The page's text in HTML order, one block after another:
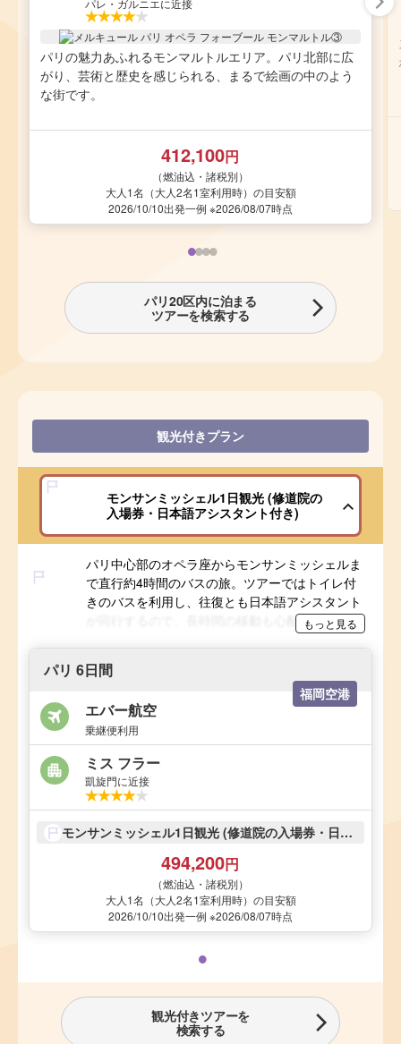
パレ・ガルニエに近接
パリの魅力あふれるモンマルトルエリア。パリ北部に広
がり、芸術と歴史を感じられる、まるで絵画の中のよう
な街です。
412,100円
（燃油込・諸税別）
大人1名（大人2名1室利用時）の目安額
2026/10/10出発一例 ※2026/08/07時点
パリ20区内に泊まる
ツアーを検索する
観光付きプラン
モンサンミッシェル1日観光 (修道院の
入場券・日本語アシスタント付き)
パリ中心部のオペラ座からモンサンミッシェルま
で直行約4時間のバスの旅。ツアーではトイレ付
きのバスを利用し、往復とも日本語アシスタント
が同行するので、長時間の移動も心配せずにお過
ごしいただけます。さらに名物料理のオムレツ
もっと見る
パリ 6日間
福岡空港
エバー航空
乗継便利用
ミス フラー
凱旋門に近接
モンサンミッシェル1日観光 (修道院の入場券・日本語アシスタント付き)
494,200円
（燃油込・諸税別）
大人1名（大人2名1室利用時）の目安額
2026/10/10出発一例 ※2026/08/07時点
観光付きツアーを
検索する